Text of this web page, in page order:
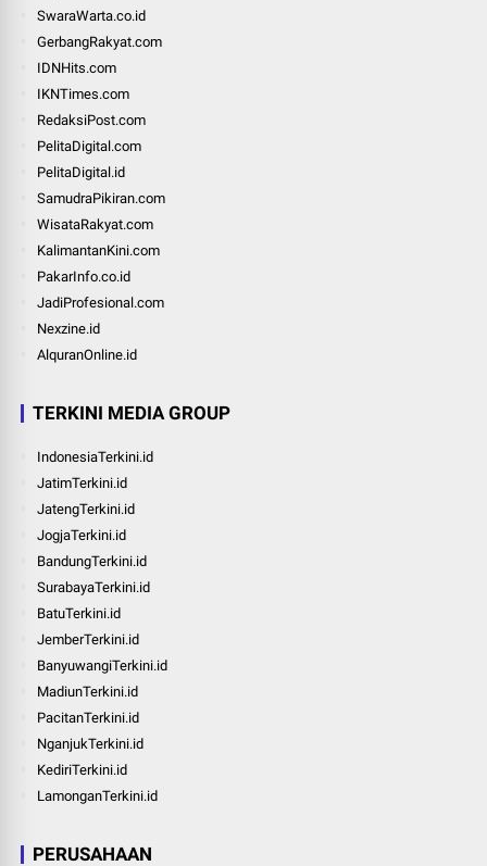
SwaraWarta.co.id
GerbangRakyat.com
IDNHits.com
IKNTimes.com
RedaksiPost.com
PelitaDigital.com
PelitaDigital.id
SamudraPikiran.com
WisataRakyat.com
KalimantanKini.com
PakarInfo.co.id
JadiProfesional.com
Nexzine.id
AlquranOnline.id
TERKINI MEDIA GROUP
IndonesiaTerkini.id
JatimTerkini.id
JatengTerkini.id
JogjaTerkini.id
BandungTerkini.id
SurabayaTerkini.id
BatuTerkini.id
JemberTerkini.id
BanyuwangiTerkini.id
MadiunTerkini.id
PacitanTerkini.id
NganjukTerkini.id
KediriTerkini.id
LamonganTerkini.id
PERUSAHAAN